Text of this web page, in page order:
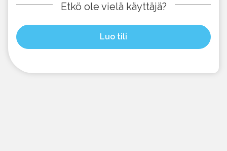
Etkö ole vielä käyttäjä?
Luo tili